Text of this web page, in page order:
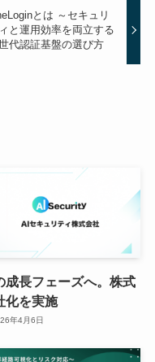
とは ～セキュリ
と運用効率を両立する
代認証基盤の選び方
成長フェーズへ。株式
化を実施
年4月6日